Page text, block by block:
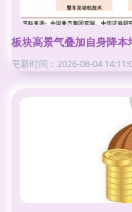
板块高景气叠加自身降
更新时间：2026-08-04